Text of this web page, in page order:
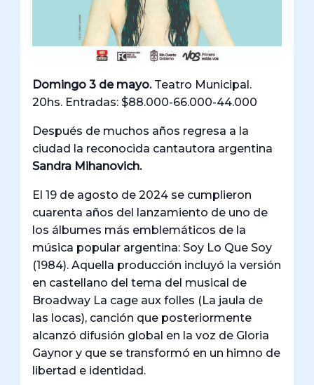
Domingo 3 de mayo.Teatro Municipal.
20hs. Entradas: $88.000-66.000-44.000
Después de muchos años regresa a la
ciudad la reconocida cantautora argentina
Sandra Mihanovich.
El 19 de agosto de 2024 se cumplieron
cuarenta años del lanzamiento de uno de
los álbumes más emblemáticos de la
música popular argentina: Soy Lo Que Soy
(1984). Aquella producción incluyó la versión
en castellano del tema del musical de
Broadway La cage aux folles (La jaula de
las locas), canción que posteriormente
alcanzó difusión global en la voz de Gloria
Gaynor y que se transformó en un himno de
libertad e identidad.